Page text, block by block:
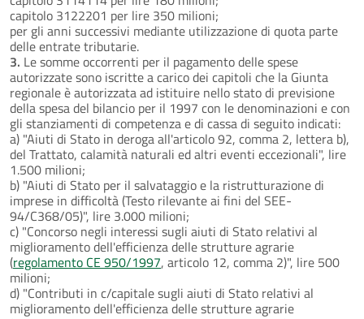
capitolo 3122201 per lire 350 milioni;
per gli anni successivi mediante utilizzazione di quota parte
delle entrate tributarie.
3. Le somme occorrenti per il pagamento delle spese
autorizzate sono iscritte a carico dei capitoli che la Giunta
regionale è autorizzata ad istituire nello stato di previsione
della spesa del bilancio per il 1997 con le denominazioni e con
gli stanziamenti di competenza e di cassa di seguito indicati:
a) "Aiuti di Stato in deroga all'articolo 92, comma 2, lettera b),
del Trattato, calamità naturali ed altri eventi eccezionali", lire
1.500 milioni;
b) "Aiuti di Stato per il salvataggio e la ristrutturazione di
imprese in difficoltà (Testo rilevante ai fini del SEE-
94/C368/05)", lire 3.000 milioni;
c) "Concorso negli interessi sugli aiuti di Stato relativi al
miglioramento dell'efficienza delle strutture agrarie
(regolamento CE 950/1997, articolo 12, comma 2)", lire 500
milioni;
d) "Contributi in c/capitale sugli aiuti di Stato relativi al
miglioramento dell'efficienza delle strutture agrarie